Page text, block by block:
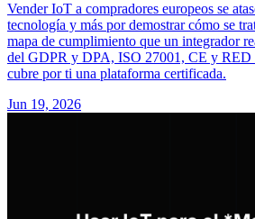
Vender IoT a compradores europeos se
tecnología y más por demostrar cómo se
mapa de cumplimiento que un integrador
del GDPR y DPA, ISO 27001, CE y RED
cubre por ti una plataforma certificada.
Jun 19, 2026